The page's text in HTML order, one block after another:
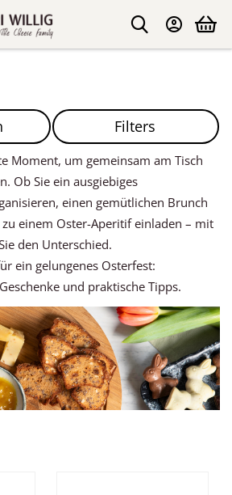
Filters
Moment, um gemeinsam am Tisch
Ob Sie ein ausgiebiges
einen gemütlichen Brunch
einem Oster-Aperitif einladen – mit
den Unterschied.
ein gelungenes Osterfest:
und praktische Tipps.